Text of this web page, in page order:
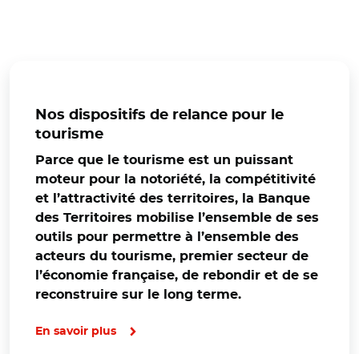
Nos dispositifs de relance pour le
tourisme
Parce que le tourisme est un puissant
moteur pour la notoriété, la compétitivité
et l’attractivité des territoires, la Banque
des Territoires mobilise l’ensemble de ses
outils pour permettre à l’ensemble des
acteurs du tourisme, premier secteur de
l’économie française, de rebondir et de se
reconstruire sur le long terme.
En savoir plus